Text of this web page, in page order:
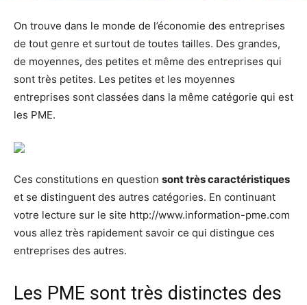
On trouve dans le monde de l’économie des entreprises
de tout genre et surtout de toutes tailles. Des grandes,
de moyennes, des petites et même des entreprises qui
sont très petites. Les petites et les moyennes
entreprises sont classées dans la même catégorie qui est
les PME.
Ces constitutions en question sont très caractéristiques
et se distinguent des autres catégories. En continuant
votre lecture sur le site http://www.information-pme.com
vous allez très rapidement savoir ce qui distingue ces
entreprises des autres.
Les PME sont très distinctes des